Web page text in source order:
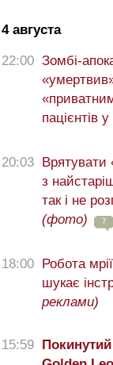
4 августа
22:00 Зомбі-
пацієнтів
20:03
Врятувати
з
так і не
(фото)
7
18:00
Робота
шукає
реклами)
15:59